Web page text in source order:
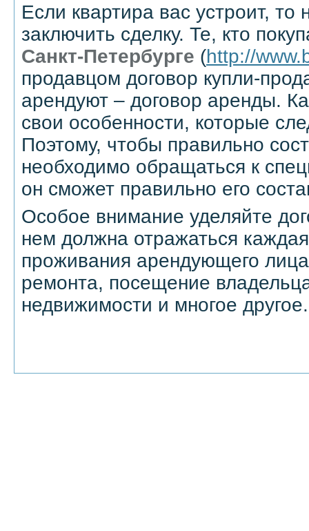
Если квартира вас устроит, то
заключить сделку. Те, кто
Санкт-Петербурге (http://
продавцом договор купли-
арендуют – договор аренды.
свои особенности, которые
Поэтому, чтобы правильно
необходимо обращаться к
он сможет правильно его
Особое внимание уделяйте
нем должна отражаться
проживания арендующего
ремонта, посещение
недвижимости и многое другое.